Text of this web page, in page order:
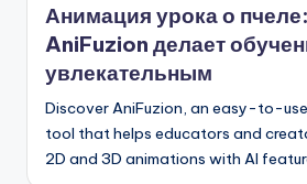
Анимация урока о
AniFuzion делает
увлекательным
Discover AniFuzion, an easy-to-
tool that helps educators and
2D and 3D animations with AI